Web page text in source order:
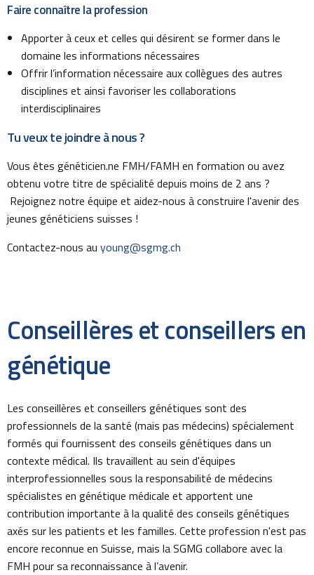
Faire connaître la profession
Apporter à ceux et celles qui désirent se former dans le
domaine les informations nécessaires
Offrir l’information nécessaire aux collègues des autres
disciplines et ainsi favoriser les collaborations
interdisciplinaires
Tu veux te joindre à nous ?
Vous êtes généticien.ne FMH/FAMH en formation ou avez
obtenu votre titre de spécialité depuis moins de 2 ans ?
Rejoignez notre équipe et aidez-nous à construire l'avenir des
jeunes généticiens suisses !
Contactez-nous au young@sgmg.ch
Conseillères et conseillers en
génétique
Les conseillères et conseillers génétiques sont des
professionnels de la santé (mais pas médecins) spécialement
formés qui fournissent des conseils génétiques dans un
contexte médical. Ils travaillent au sein d'équipes
interprofessionnelles sous la responsabilité de médecins
spécialistes en génétique médicale et apportent une
contribution importante à la qualité des conseils génétiques
axés sur les patients et les familles. Cette profession n'est pas
encore reconnue en Suisse, mais la SGMG collabore avec la
FMH pour sa reconnaissance à l’avenir.